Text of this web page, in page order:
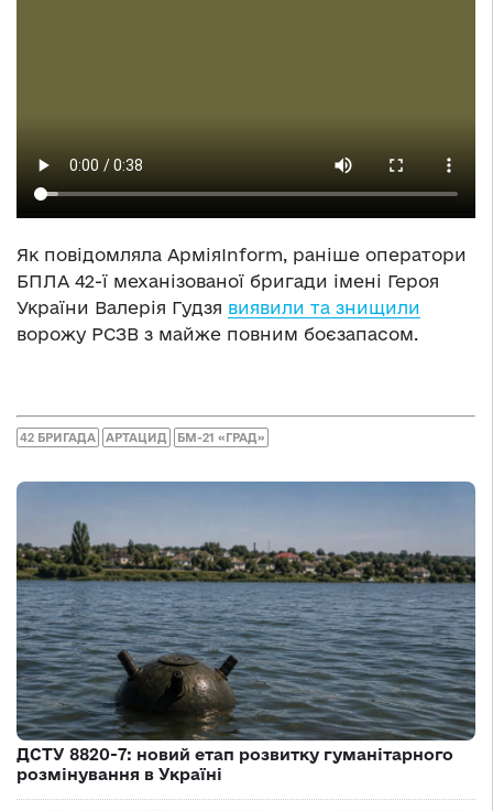
Як повідомляла АрміяInform, раніше оператори
БПЛА 42-ї механізованої бригади імені Героя
України Валерія Гудзя виявили та знищили
ворожу РСЗВ з майже повним боєзапасом.
42 БРИГАДА АРТАЦИД БМ-21 «ГРАД»
ДСТУ 8820-7: новий етап розвитку гуманітарного
розмінування в Україні